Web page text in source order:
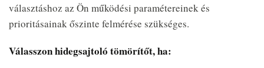
választáshoz az Ön működési paramétereinek és
prioritásainak őszinte felmérése szükséges.
Válasszon hidegsajtoló tömörítőt, ha: